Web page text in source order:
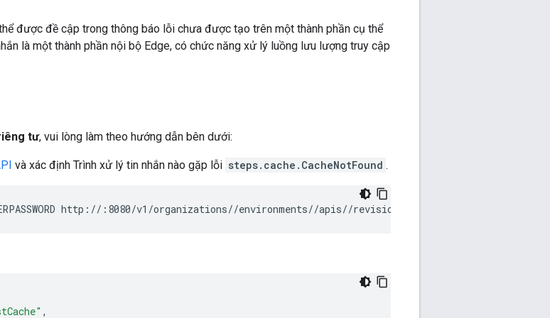
được đề cập trong thông báo lỗi chưa được tạo trên một thành phần cụ thể
là một thành phần nội bộ Edge, có chức năng xử lý luồng lưu lượng truy cập
tư, vui lòng làm theo hướng dẫn bên dưới:
và xác định Trình xử lý tin nhắn nào gặp lỗi steps.cache.CacheNotFound .
http:// :8080/v1/organizations//environments//apis//revisions/
,